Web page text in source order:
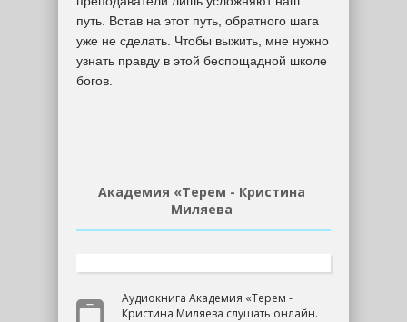
путь. Встав на этот путь, обратного шага
уже не сделать. Чтобы выжить, мне нужно
узнать правду в этой беспощадной школе
богов.
Академия «Терем - Кристина
Миляева
Аудиокнига Академия «Терем -
Кристина Миляева слушать онлайн.